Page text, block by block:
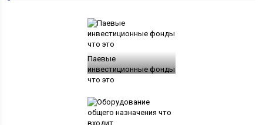
Паевые
инвестиционные фонды
что это